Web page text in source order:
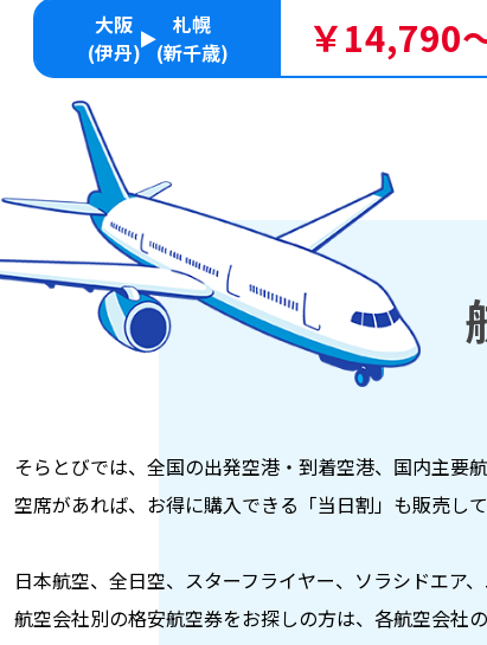
大阪
(伊丹)
札幌
(新千歳)
￥14,790
そらとびでは、全国の出発空港・到着空港、国内主要
空席があれば、お得に購入できる「当日割」も販売して
日本航空、全日空、スターフライヤー、ソラシドエア
航空会社別の格安航空券をお探しの方は、各航空会社